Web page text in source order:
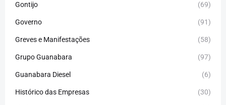
Gontijo (69)
Governo (91)
Greves e Manifestações (58)
Grupo Guanabara (97)
Guanabara Diesel (6)
Histórico das Empresas (30)